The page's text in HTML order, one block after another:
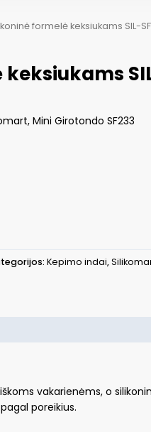
formelė keksiukams SIL-
Mini Girotondo SF233
Kepimo indai,
vakarienėms, o
poreikius.